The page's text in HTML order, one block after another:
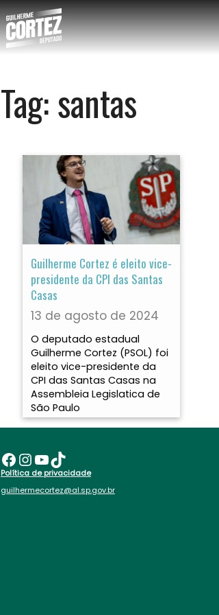
Tag:santas
Guilherme Cortez é eleito vice-
presidente da CPI das Santas
Casas
13 de agosto de 2024
O deputado estadual
Guilherme Cortez (PSOL) foi
eleito vice-presidente da
CPI das Santas Casas na
Assembleia Legislatica de
São Paulo
Facebook InstagramYoutube TikTok
Política de privacidade
guilhermecortez@al.sp.gov.br